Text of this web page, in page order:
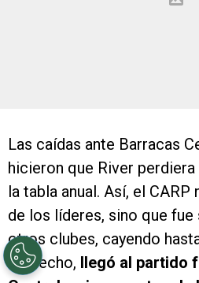
Las caídas ante Barracas
hicieron que River
la tabla anual. Así, el
de los líderes, sino que
otros clubes, cayendo
De hecho, llegó al partido